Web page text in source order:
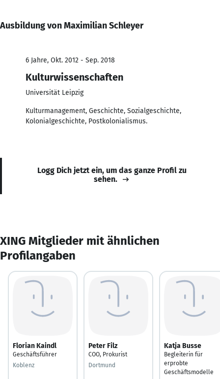
Ausbildung von Maximilian Schleyer
6 Jahre, Okt. 2012 - Sep. 2018
Kulturwissenschaften
Universität Leipzig
Kulturmanagement, Geschichte, Sozialgeschichte,
Kolonialgeschichte, Postkolonialismus.
Logg Dich jetzt ein, um das ganze Profil zu
sehen.
XING Mitglieder mit ähnlichen
Profilangaben
Florian Kaindl
Geschäftsführer
Koblenz
Peter Filz
COO, Prokurist
Dortmund
Katja Busse
Begleiterin für
erprobte
Geschäftsmodelle